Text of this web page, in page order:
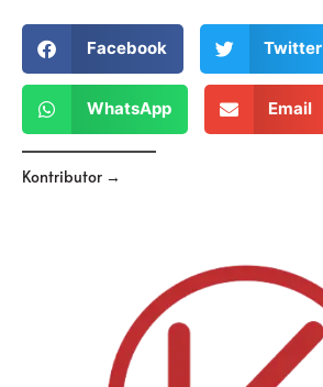
Facebook Twitter
WhatsApp Email
Kontributor →